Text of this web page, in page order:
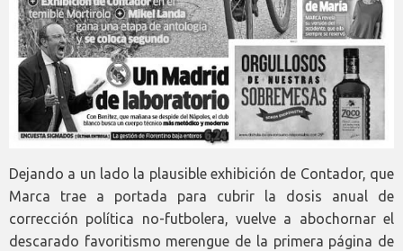
Dejando a un lado la plausible exhibición de Contador, que
Marca trae a portada para cubrir la dosis anual de
corrección política no-futbolera, vuelve a abochornar el
descarado favoritismo merengue de la primera página de